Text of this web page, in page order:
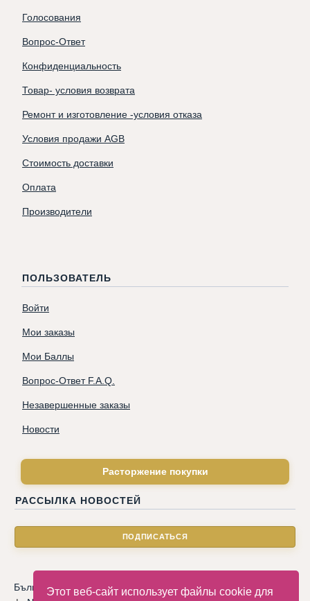
Этот веб-сайт использует файлы cookie для
Голосования
Вопрос-Ответ
Конфиденциальность
Товар- условия возврата
Ремонт и изготовление -условия отказа
Условия продажи AGB
Стоимость доставки
Оплата
Производители
ПОЛЬЗОВАТЕЛЬ
Войти
Мои заказы
Мои Баллы
Вопрос-Ответ F.A.Q.
Незавершенные заказы
Новости
Расторжение покупки
РАССЫЛКА НОВОСТЕЙ
Български|Català|Deutsche|Hrvatski|Čeština |Dansk